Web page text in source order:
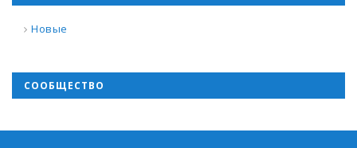
Новые
СООБЩЕСТВО